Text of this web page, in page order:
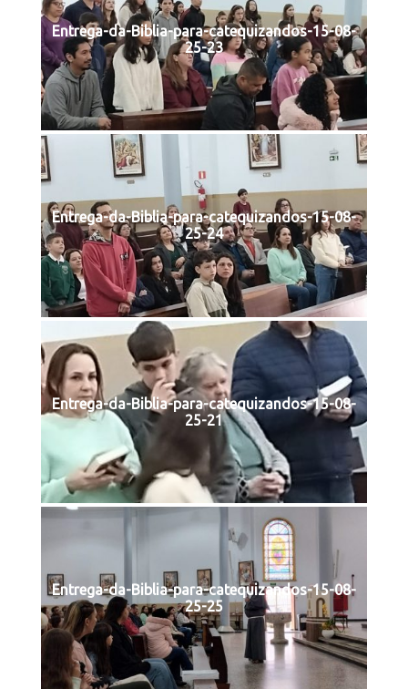
Entrega-da-Biblia-para-catequizandos-15-08-
25-23
Entrega-da-Biblia-para-catequizandos-15-08-
25-24
Entrega-da-Biblia-para-catequizandos-15-08-
25-21
Entrega-da-Biblia-para-catequizandos-15-08-
25-25